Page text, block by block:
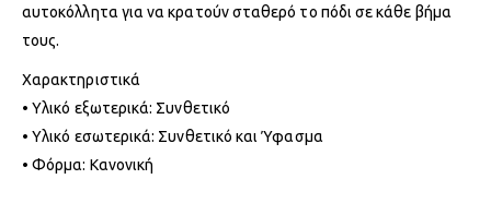
αυτοκόλλητα για να κρατούν σταθερό το πόδι σε κάθε βήμα
τους.
Χαρακτηριστικά
• Υλικό εξωτερικά: Συνθετικό
• Υλικό εσωτερικά: Συνθετικό και Ύφασμα
• Φόρμα: Κανονική